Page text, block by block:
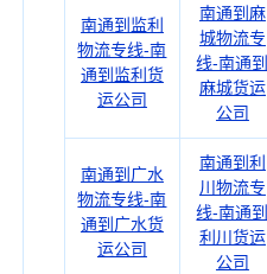
南通到监利
物流专线-南
通到监利货
运公司
南通到麻
城物流专
线-南通到
麻城货运
公司
南通到广水
物流专线-南
通到广水货
运公司
南通到利
川物流专
线-南通到
利川货运
公司